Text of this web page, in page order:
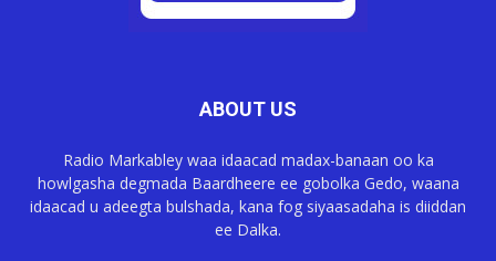
ABOUT US
Radio Markabley waa idaacad madax-banaan oo ka
howlgasha degmada Baardheere ee gobolka Gedo, waana
idaacad u adeegta bulshada, kana fog siyaasadaha is diiddan
ee Dalka.